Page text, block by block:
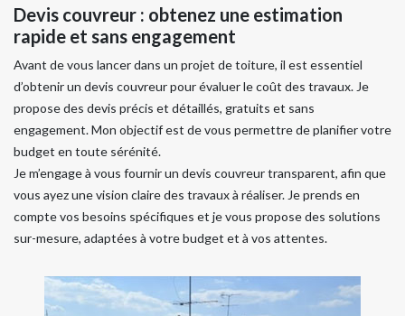
Devis couvreur : obtenez une estimation
rapide et sans engagement
Avant de vous lancer dans un projet de toiture, il est essentiel
d’obtenir un devis couvreur pour évaluer le coût des travaux. Je
propose des devis précis et détaillés, gratuits et sans
engagement. Mon objectif est de vous permettre de planifier votre
budget en toute sérénité.
Je m’engage à vous fournir un devis couvreur transparent, afin que
vous ayez une vision claire des travaux à réaliser. Je prends en
compte vos besoins spécifiques et je vous propose des solutions
sur-mesure, adaptées à votre budget et à vos attentes.